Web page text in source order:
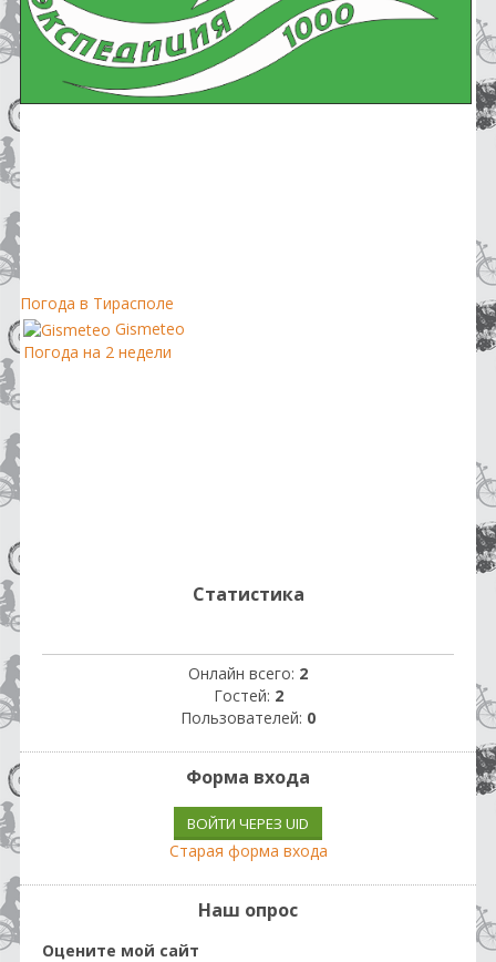
Погода в Тирасполе
Gismeteo
Погода на 2 недели
Статистика
Онлайн всего: 2
Гостей: 2
Пользователей: 0
Форма входа
ВОЙТИ ЧЕРЕЗ UID
Старая форма входа
Наш опрос
Оцените мой сайт